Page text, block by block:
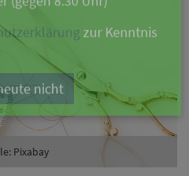
Pixabay
erhalten
(gegen 8.30 Uhr)
zur Kenntnis